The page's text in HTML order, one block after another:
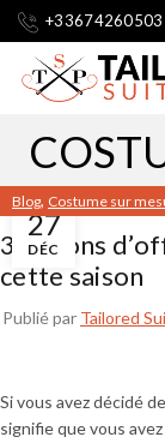
+33674260503
27
DÉC
Blog, Costume sur
3 raisons
cette saison
Publié par Tailored
Si vous avez décidé
signifie que vous